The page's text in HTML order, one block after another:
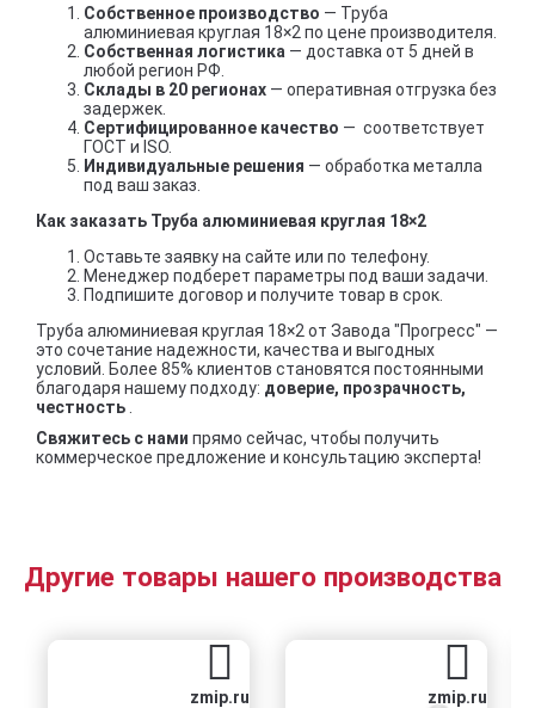
Собственное производство — Труба
алюминиевая круглая 18×2 по цене производителя.
Собственная логистика — доставка от 5 дней в
любой регион РФ.
Склады в 20 регионах — оперативная отгрузка без
задержек.
Сертифицированное качество — соответствует
ГОСТ и ISO.
Индивидуальные решения — обработка металла
под ваш заказ.
Как заказать Труба алюминиевая круглая 18×2
Оставьте заявку на сайте или по телефону.
Менеджер подберет параметры под ваши задачи.
Подпишите договор и получите товар в срок.
Труба алюминиевая круглая 18×2 от Завода "Прогресс" —
это сочетание надежности, качества и выгодных
условий. Более 85% клиентов становятся постоянными
благодаря нашему подходу: доверие, прозрачность,
честность
Свяжитесь с нами прямо сейчас, чтобы получить
коммерческое предложение и консультацию эксперта!
Другие товары нашего производства
zmip.ru zmip.ru